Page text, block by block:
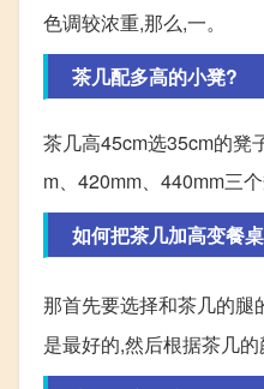
色调较浓重,那么,一。
茶几配多高的小凳?
茶几高45cm选35cm的凳
m、420mm、440mm三
如何把茶几加高变餐
那首先要选择和茶几的腿
是最好的,然后根据茶几的